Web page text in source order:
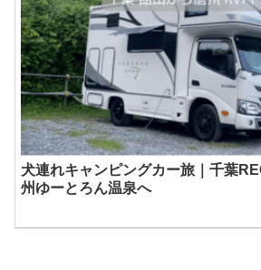
犬連れキャンピングカー旅｜千葉
州ゆーとろん温泉へ